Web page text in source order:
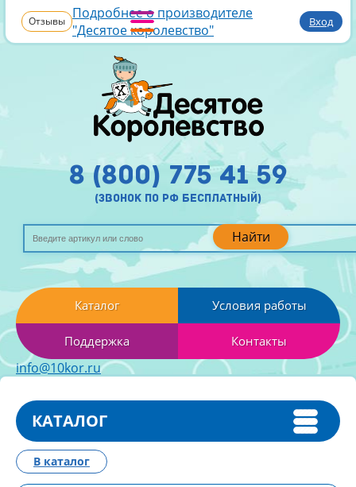
Отзывы Подробнее о производителе
"Десятое королевство"
Вход
Найти
8 (800) 775 41 59
(звонок по рф бесплатный)
Каталог Условия работы
Поддержка Контакты
info@10kor.ru
КАТАЛОГ
В каталог